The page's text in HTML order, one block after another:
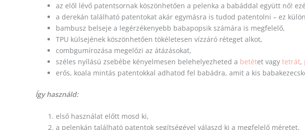
az elől lévő patentsornak köszönhetően a pelenka a babáddal együtt nő!
a derekán található patentokat akár egymásra is tudod patentolni – ez
bambusz belseje a legérzékenyebb babapopsik számára is megfelelő,
TPU külsejének köszönhetően tökéletesen vízzáró réteget alkot,
combgumírozása megelőzi az átázásokat,
széles nyílású zsebébe kényelmesen belehelyezheted a betétet vagy tetrát,
erős, koala mintás patentokkal adhatod fel babádra, amit a kis
Így használd:
első használat előtt mosd ki,
a pelenkán található patentok segítségével válaszd ki a megfelelő méretet,